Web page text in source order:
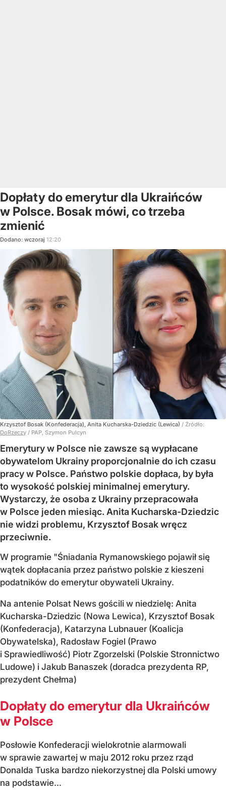
Dopłaty do emerytur dla Ukraińców
w Polsce. Bosak mówi, co trzeba
zmienić
Dodano: wczoraj 12:20
Krzysztof Bosak (Konfederacja), Anita Kucharska-Dziedzic (Lewica) / Źródło:
DoRzeczy / PAP, Szymon Pulcyn
Emerytury w Polsce nie zawsze są wypłacane
obywatelom Ukrainy proporcjonalnie do ich czasu
pracy w Polsce. Państwo polskie dopłaca, by była
to wysokość polskiej minimalnej emerytury.
Wystarczy, że osoba z Ukrainy przepracowała
w Polsce jeden miesiąc. Anita Kucharska-Dziedzic
nie widzi problemu, Krzysztof Bosak wręcz
przeciwnie.
W programie "Śniadania Rymanowskiego pojawił się
wątek dopłacania przez państwo polskie z kieszeni
podatników do emerytur obywateli Ukrainy.
Na antenie Polsat News gościli w niedzielę: Anita
Kucharska-Dziedzic (Nowa Lewica), Krzysztof Bosak
(Konfederacja), Katarzyna Lubnauer (Koalicja
Obywatelska), Radosław Fogiel (Prawo
i Sprawiedliwość) Piotr Zgorzelski (Polskie Stronnictwo
Ludowe) i Jakub Banaszek (doradca prezydenta RP,
prezydent Chełma)
Dopłaty do emerytur dla Ukraińców
w Polsce
Posłowie Konfederacji wielokrotnie alarmowali
w sprawie zawartej w maju 2012 roku przez rząd
Donalda Tuska bardzo niekorzystnej dla Polski umowy
na podstawie...